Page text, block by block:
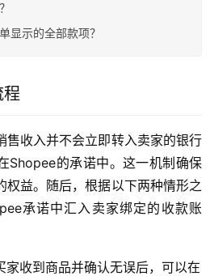
显示的全部款项？
售收入并不会立即转入卖家的银行
Shopee的承诺中。这一机制确保
权益。随后，根据以下两种情形之
承诺中汇入卖家绑定的收款账
家收到商品并确认无误后，可以在